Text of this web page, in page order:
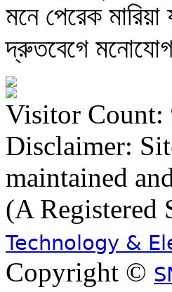
মনে পেরেক
দ্রুতবেগে
Visitor Count:
Disclaimer:
maintained
(A Registered
Technology &
Copyright ©